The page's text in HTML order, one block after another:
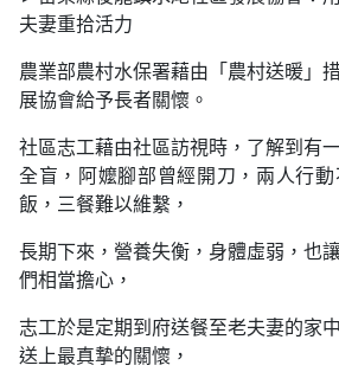
夫妻重拾活力
農業部農村水保署藉由「農村送暖」
展協會給予長者關懷。
社區志工藉由社區訪視時，了解到有
全盲，阿嬤腳部曾經開刀，兩人行
飯，三餐難以維繫，
長期下來，營養失衡，身體虛弱，也
們相當擔心，
志工於是定期到府送餐至老夫妻的家
送上最真摯的關懷，